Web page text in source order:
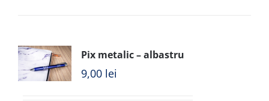
Pix metalic – albastru
9,00 lei